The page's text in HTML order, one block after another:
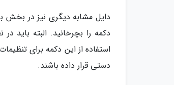
دکمه را بچرخانید. البته
دستی قرار داده باشند.